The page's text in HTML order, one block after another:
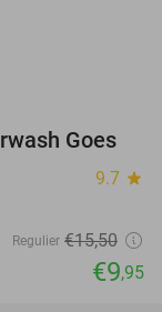
36%
Goes
9.7 star
Regulier €15,50
€9,95